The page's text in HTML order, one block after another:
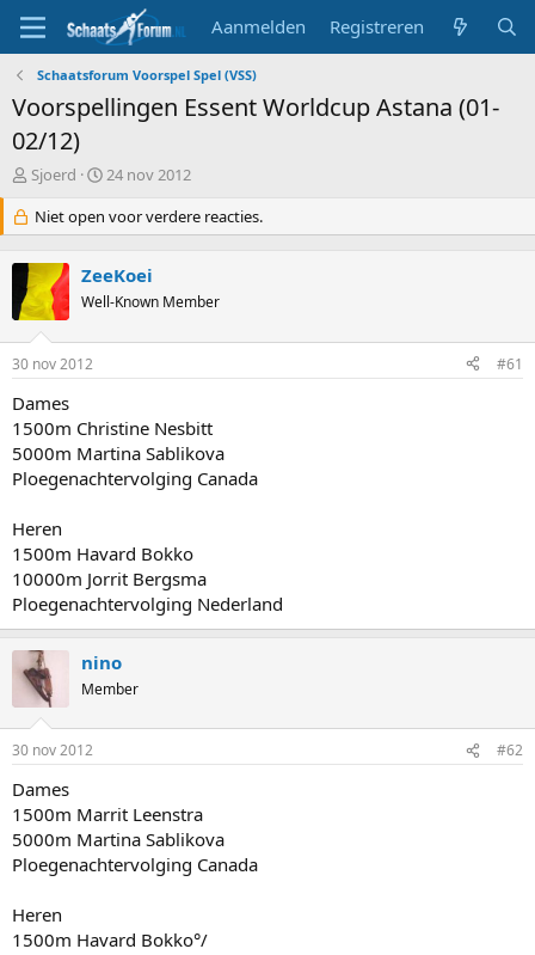
Aanmelden Registreren
Schaatsforum Voorspel Spel (VSS)
Voorspellingen Essent Worldcup Astana (01-
02/12)
T
p
i
c
s
t
a
r
t
r
Sjoerd
S
a
r
d
a
u
24 nov 2012
Niet open voor verdere reacties.
ZeeKoei
Well-Known Member
30 nov 2012 #61
Dames
1500m Christine Nesbitt
5000m Martina Sablikova
Ploegenachtervolging Canada
Heren
1500m Havard Bokko
10000m Jorrit Bergsma
Ploegenachtervolging Nederland
nino
Member
30 nov 2012 #62
Dames
1500m Marrit Leenstra
5000m Martina Sablikova
Ploegenachtervolging Canada
Heren
1500m Havard Bokko°/